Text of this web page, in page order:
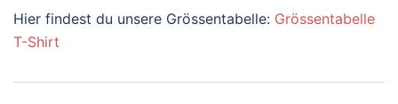
Hier findest du unsere Grössentabelle: Grössentabelle
T-Shirt